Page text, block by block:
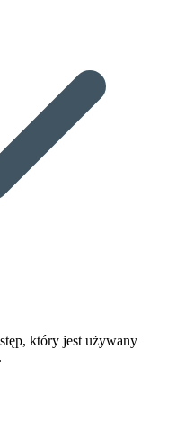
który jest używany